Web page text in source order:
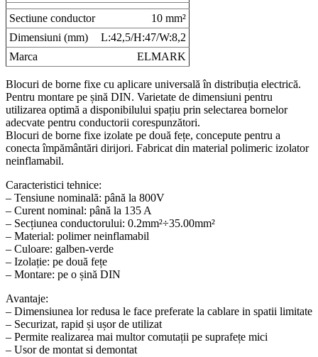
Sectiune conductor
10 mm²
Dimensiuni (mm)
L:42,5/H:47/W:8,2
Marca
ELMARK
Blocuri de borne fixe cu aplicare universală în distribuția electrică.
Pentru montare pe șină DIN. Varietate de dimensiuni pentru
utilizarea optimă a disponibilului spațiu prin selectarea bornelor
adecvate pentru conductorii corespunzători.
Blocuri de borne fixe izolate pe două fețe, concepute pentru a
conecta împământări dirijori. Fabricat din material polimeric izolator
neinflamabil.
Caracteristici tehnice:
– Tensiune nominală: până la 800V
– Curent nominal: până la 135 A
– Secțiunea conductorului: 0.2mm²÷35.00mm²
– Material: polimer neinflamabil
– Culoare: galben-verde
– Izolație: pe două fețe
– Montare: pe o șină DIN
Avantaje:
– Dimensiunea lor redusa le face preferate la cablare in spatii limitate
– Securizat, rapid și ușor de utilizat
– Permite realizarea mai multor comutații pe suprafețe mici
– Usor de montat si demontat